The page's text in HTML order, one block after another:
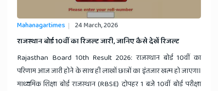
Mahanagartimes 24 March, 2026
राजस्थान बोर्ड 10वीं का रिजल्ट जारी, जानिए कैसे देखें रिजल्ट
Rajasthan Board 10th Result 2026: राजस्थान बोर्ड 10वीं का
परिणाम आज जारी होने के साथ ही लाखों छात्रों का इंतजार खत्म हो जाएगा।
माध्यमिक शिक्षा बोर्ड राजस्थान (RBSE) दोपहर 1 बजे 10वीं बोर्ड परीक्षा